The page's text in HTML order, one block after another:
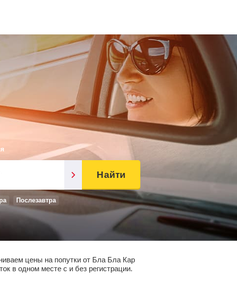
Послезавтра
Найти
цены на попутки от Бла Бла Кар
в одном месте с и без регистрации.